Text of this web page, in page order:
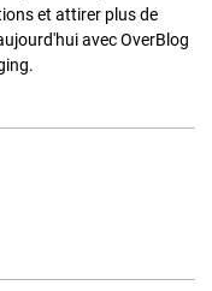
et attirer plus de
avec OverBlog